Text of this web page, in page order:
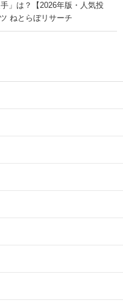
」は？【2026年版・人気投
ねとらぼリサーチ